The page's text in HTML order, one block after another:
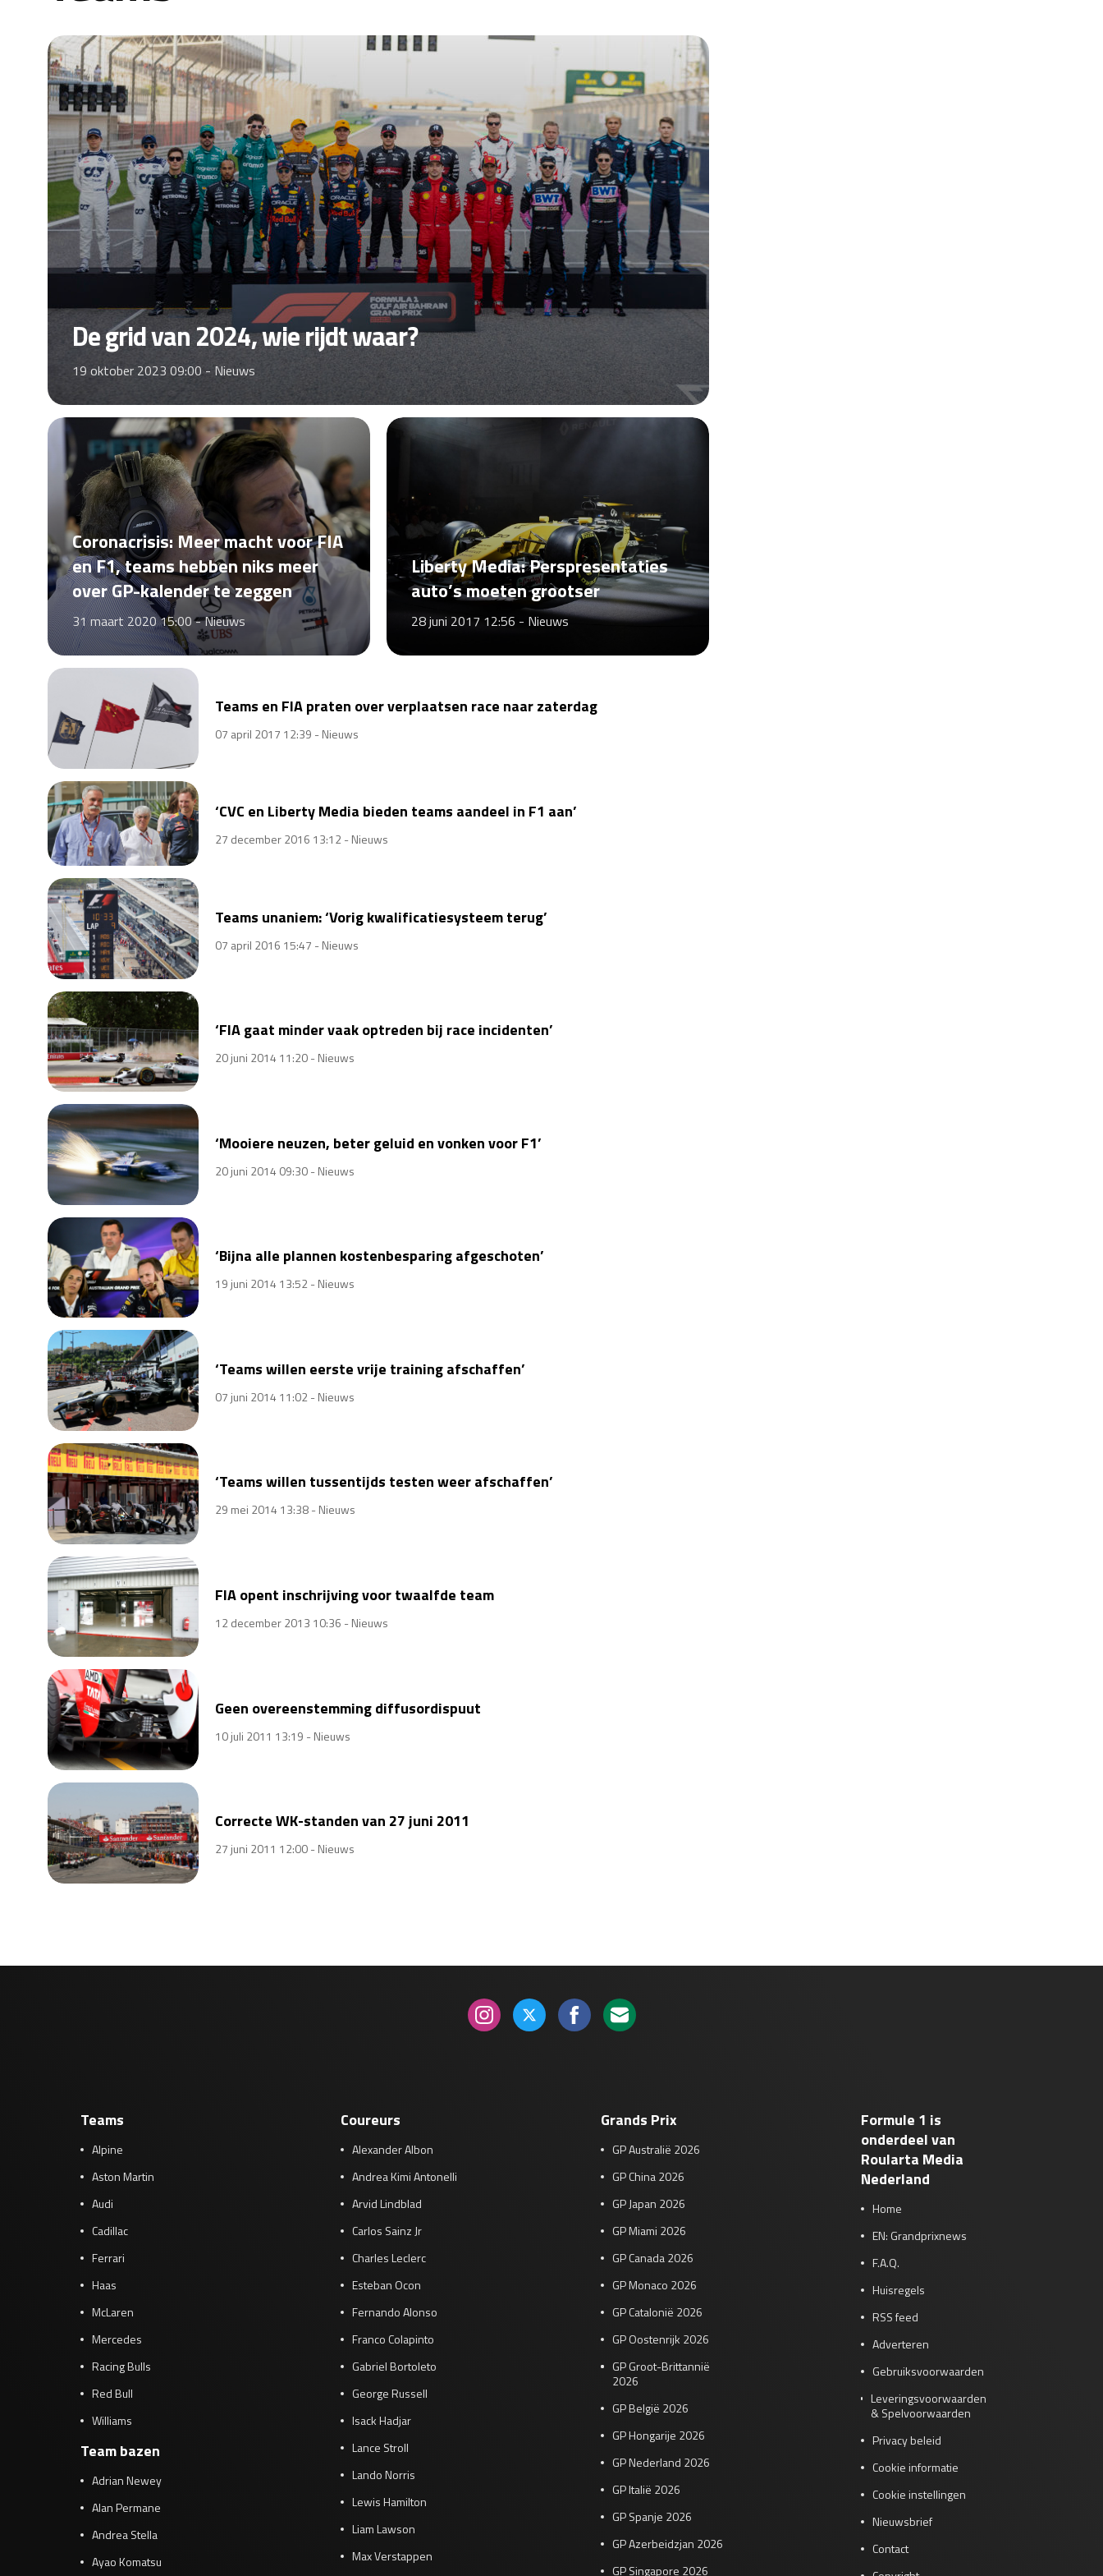
De grid van 2024, wie rijdt waar?
19 oktober 2023 09:00 - Nieuws
Coronacrisis: Meer macht voor FIA
en F1, teams hebben niks meer
over GP-kalender te zeggen
31 maart 2020 15:00 -Nieuws
Liberty Media: Perspresentaties
auto’s moeten grootser
28 juni 2017 12:56 - Nieuws
Teams en FIA praten over verplaatsen race naar zaterdag
07 april 2017 12:39 -Nieuws
‘CVC en Liberty Media bieden teams aandeel in F1 aan’
27 december 2016 13:12 -Nieuws
Teams unaniem: ‘Vorig kwalificatiesysteem terug’
07 april 2016 15:47 -Nieuws
‘FIA gaat minder vaak optreden bij race incidenten’
20 juni 2014 11:20 -Nieuws
‘Mooiere neuzen, beter geluid en vonken voor F1’
20 juni 2014 09:30 -Nieuws
‘Bijna alle plannen kostenbesparing afgeschoten’
19 juni 2014 13:52 -Nieuws
‘Teams willen eerste vrije training afschaffen’
07 juni 2014 11:02 -Nieuws
‘Teams willen tussentijds testen weer afschaffen’
29 mei 2014 13:38 -Nieuws
FIA opent inschrijving voor twaalfde team
12 december 2013 10:36 -Nieuws
Geen overeenstemming diffusordispuut
10 juli 2011 13:19 -Nieuws
Correcte WK-standen van 27 juni 2011
27 juni 2011 12:00 -Nieuws
Teams
Alpine
Aston Martin
Audi
Cadillac
Ferrari
Haas
McLaren
Mercedes
Racing Bulls
Red Bull
Williams
Team bazen
Adrian Newey
Alan Permane
Andrea Stella
Ayao Komatsu
Coureurs
Alexander Albon
Andrea Kimi Antonelli
Arvid Lindblad
Carlos Sainz Jr
Charles Leclerc
Esteban Ocon
Fernando Alonso
Franco Colapinto
Gabriel Bortoleto
George Russell
Isack Hadjar
Lance Stroll
Lando Norris
Lewis Hamilton
Liam Lawson
Max Verstappen
Grands Prix
GP Australië 2026
GP China 2026
GP Japan 2026
GP Miami 2026
GP Canada 2026
GP Monaco 2026
GP Catalonië 2026
GP Oostenrijk 2026
GP Groot-Brittannië
2026
GP België 2026
GP Hongarije 2026
GP Nederland 2026
GP Italië 2026
GP Spanje 2026
GP Azerbeidzjan 2026
GP Singapore 2026
Formule 1 is
onderdeel van
Roularta Media
Nederland
Home
EN: Grandprixnews
F.A.Q.
Huisregels
RSS feed
Adverteren
Gebruiksvoorwaarden
Leveringsvoorwaarden
& Spelvoorwaarden
Privacy beleid
Cookie informatie
Cookie instellingen
Nieuwsbrief
Contact